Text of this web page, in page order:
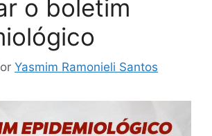
o boletim
Yasmim Ramonieli Santos